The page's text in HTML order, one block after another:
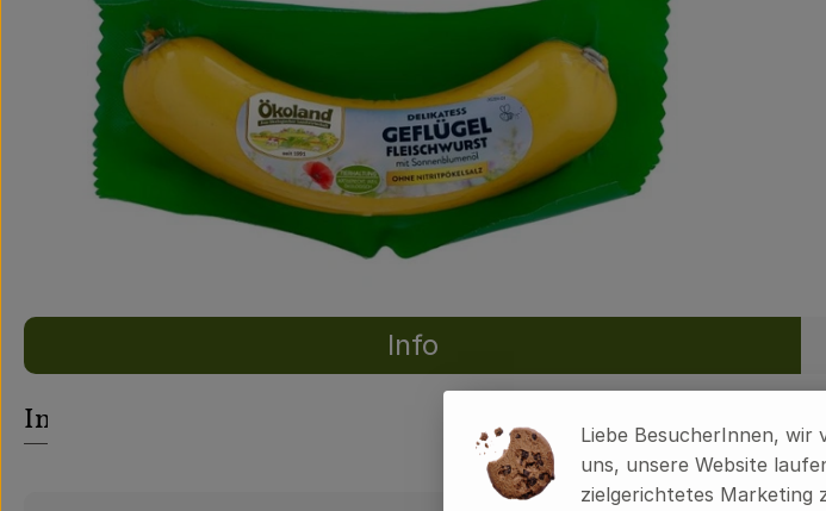
Info
Es wurden keine passenden Rezepte
Info
Liebe BesucherInnen, wir
uns, unsere Website
zielgerichtetes Marketing